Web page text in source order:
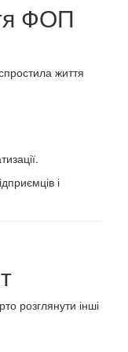
ФОП
життя
і
розглянути інші